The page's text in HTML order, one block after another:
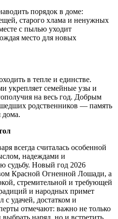
порядок в доме:
старого хлама и ненужных
с пылью уходит
место для новых
в тепле и единстве.
укрепляет семейные узы и
на весь год. Добрым
родственников — память
дома.